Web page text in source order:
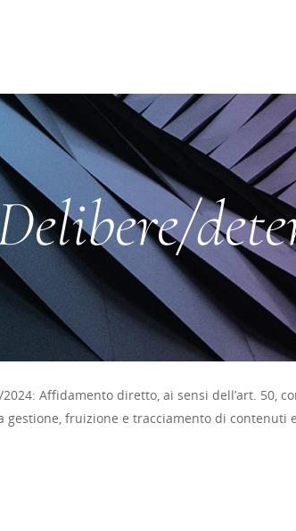
Affidamento diretto, ai sensi dell’art. 50,
gestione, fruizione e tracciamento di contenuti